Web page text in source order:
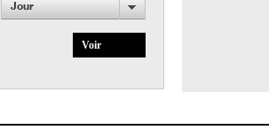
Jour
Voir